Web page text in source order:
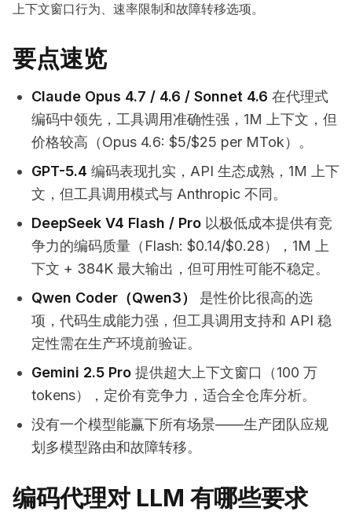
上下文窗口行为、速率限制和故障转移选项。
要点速览
Claude Opus 4.7 / 4.6 / Sonnet 4.6 在代理式
编码中领先，工具调用准确性强，1M 上下文，但
价格较高（Opus 4.6: $5/$25 per MTok）。
GPT-5.4 编码表现扎实，API 生态成熟，1M 上下
文，但工具调用模式与 Anthropic 不同。
DeepSeek V4 Flash / Pro 以极低成本提供有竞
争力的编码质量（Flash: $0.14/$0.28），1M 上
下文 + 384K 最大输出，但可用性可能不稳定。
Qwen Coder（Qwen3）
是性价比很高的选
项，代码生成能力强，但工具调用支持和 API 稳
定性需在生产环境前验证。
Gemini 2.5 Pro 提供超大上下文窗口（100 万
tokens），定价有竞争力，适合全仓库分析。
没有一个模型能赢下所有场景——生产团队应规
划多模型路由和故障转移。
编码代理对 LLM 有哪些要求